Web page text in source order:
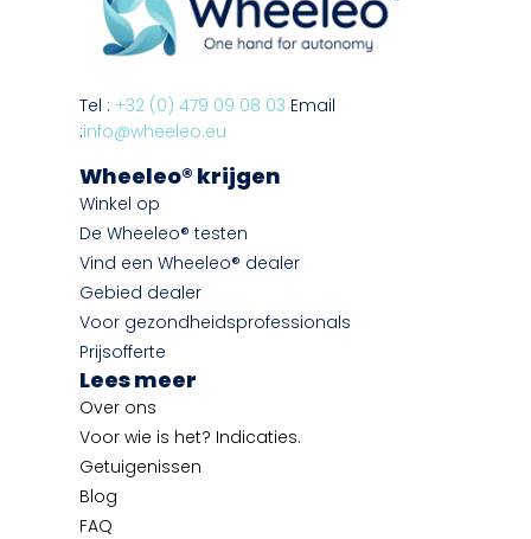
Tel : +32 (0) 479 09 08 03 Email
:info@wheeleo.eu
Wheeleo® krijgen
Winkel op
De Wheeleo® testen
Vind een Wheeleo® dealer
Gebied dealer
Voor gezondheidsprofessionals
Prijsofferte
Lees meer
Over ons
Voor wie is het? Indicaties.
Getuigenissen
Blog
FAQ